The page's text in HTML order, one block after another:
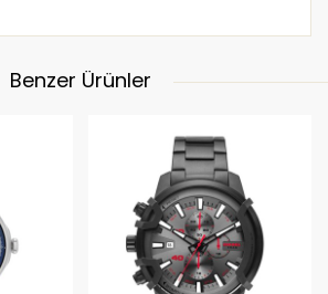
Benzer Ürünler